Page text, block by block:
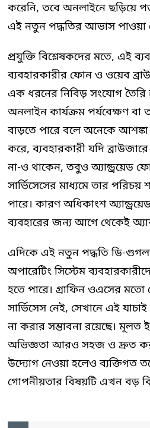
করেনি, তবে অনলাইনে ছড়িয়ে
এই নতুন পদ্ধতির আভাস পাওয়া
প্রযুক্তি বিশ্লেষকদের মতে, এই
ব্যবহারকারীর ফোন ও ওয়েব
এক ধরনের নিবিড় সংযোগ তৈরি
অনলাইন কার্যক্রম পর্যবেক্ষণ বা
বাড়তে পারে বলে অনেকে
করে, ব্যবহারকারী যদি
না-ও থাকেন, তবুও অ্যান্ড্রয়েড
সার্ভিসেসের মাধ্যমে তার
পারে। কারণ অধিকাংশ
ব্যবহারের জন্য আগে থেকেই
এদিকে এই নতুন পদ্ধতি ডি-গুগলড
অপারেটিং সিস্টেম
হতে পারে। গ্রাফিন ওএসের মতো
সার্ভিসেস নেই, সেখানে এই
না করার সম্ভাবনা রয়েছে। মূলত
অভিজ্ঞতা আরও সহজ ও দ্রুত
উদ্যোগ নেওয়া হলেও ব্যক্তিগত
গোপনীয়তার বিষয়টি এখন বড়